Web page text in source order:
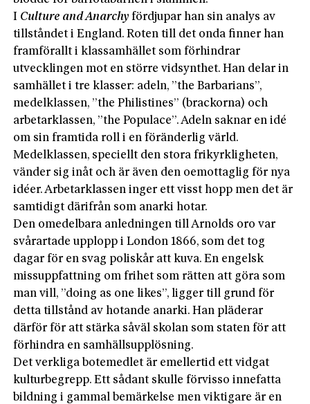
I Culture and Anarchy fördjupar han sin analys av
tillståndet i England. Roten till det onda finner han
framförallt i klassamhället som förhindrar
utvecklingen mot en större vidsynthet. Han delar in
samhället i tre klasser: adeln, ”the Barbarians”,
medelklassen, ”the Philistines” (brackorna) och
arbetarklassen, ”the Populace”. Adeln saknar en idé
om sin framtida roll i en föränderlig värld.
Medelklassen, spe­ciellt den stora frikyrkligheten,
vänder sig inåt och är även den oemottaglig för nya
idéer. Arbetarklassen inger ett visst hopp men det är
samtidigt därifrån som anarki hotar.
Den omedelbara anledningen till Arnolds oro var
svårartade upplopp i London 1866, som det tog
dagar för en svag poliskår att kuva. En engelsk
missuppfattning om frihet som rätten att göra som
man vill, ”doing as one likes”, ligger till grund för
detta tillstånd av hotande anarki. Han pläderar
därför för att stärka såväl skolan som staten för att
förhindra en samhällsupplösning.
Det verkliga botemedlet är emellertid ett vidgat
kulturbegrepp. Ett sådant skulle förvisso innefatta
bildning i gammal bemärkelse men viktigare är en